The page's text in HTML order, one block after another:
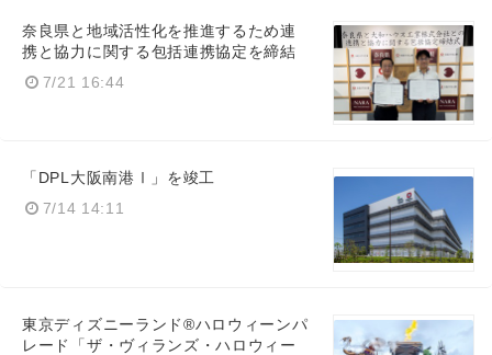
奈良県と地域活性化を推進するため連
携と協力に関する包括連携協定を締結
7/21 16:44
「DPL大阪南港Ⅰ」を竣工
7/14 14:11
東京ディズニーランド®ハロウィーンパ
レード「ザ・ヴィランズ・ハロウィー